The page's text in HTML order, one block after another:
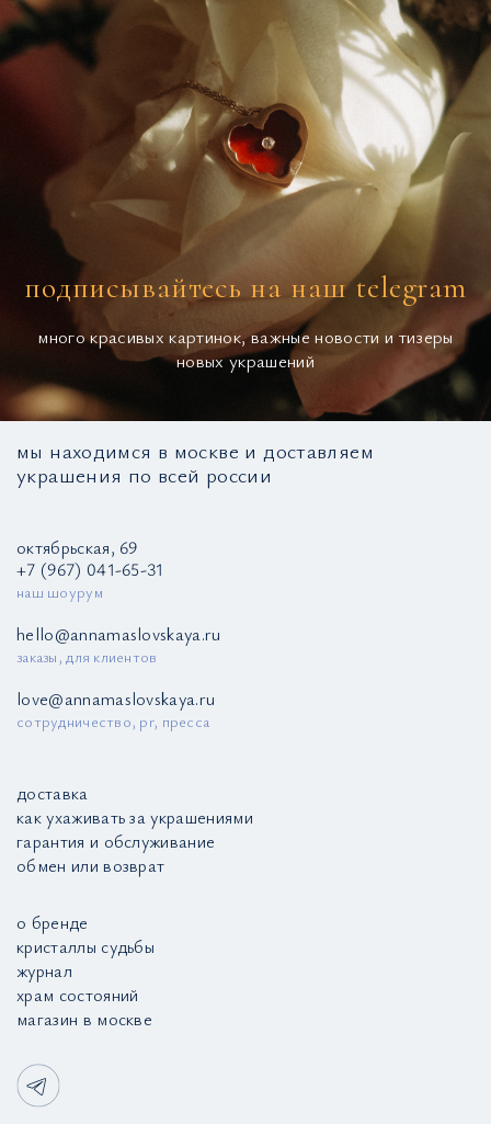
подписывайтесь на наш telegram
много красивых картинок, важные новости и тизеры
новых украшений
мы находимся в москве и доставляем
украшения по всей россии
октябрьская, 69
+7 (967) 041-65-31
наш шоурум
hello@annamaslovskaya.ru
заказы, для клиентов
love@annamaslovskaya.ru
сотрудничество, pr, пресса
доставка
как ухаживать за украшениями
гарантия и обслуживание
обмен или возврат
о бренде
кристаллы судьбы
журнал
храм состояний
магазин в москве